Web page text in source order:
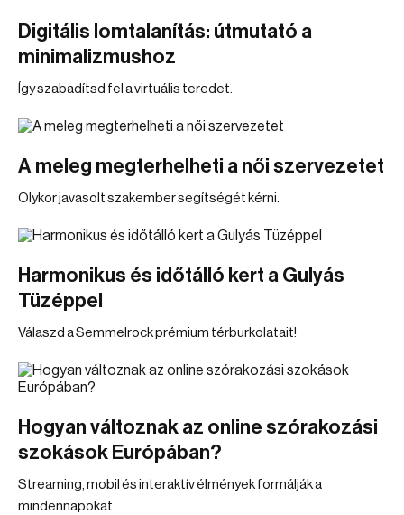
Digitális lomtalanítás: útmutató a
minimalizmushoz
Így szabadítsd fel a virtuális teredet.
A meleg megterhelheti a női szervezetet
Olykor javasolt szakember segítségét kérni.
Harmonikus és időtálló kert a Gulyás
Tüzéppel
Válaszd a Semmelrock prémium térburkolatait!
Hogyan változnak az online szórakozási
szokások Európában?
Streaming, mobil és interaktív élmények formálják a
mindennapokat.